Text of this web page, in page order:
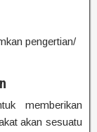
pengertian/
memberikan
akan sesuatu